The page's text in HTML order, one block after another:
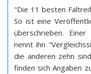
"Die 11 besten
So ist eine
überschrieben.
nennt ihn
die anderen zehn
finden sich Angaben